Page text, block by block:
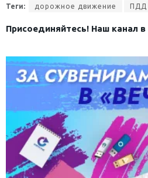
Теги: дорожное движение ПДД
Присоединяйтесь! Наш канал в